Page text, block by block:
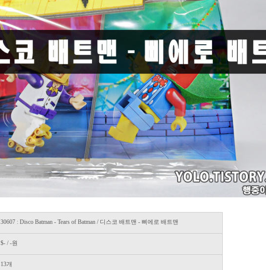
30607 : Disco Batman - Tears of Batman / 디스코 배트맨 - 삐에로 배트맨
$- / -원
13개